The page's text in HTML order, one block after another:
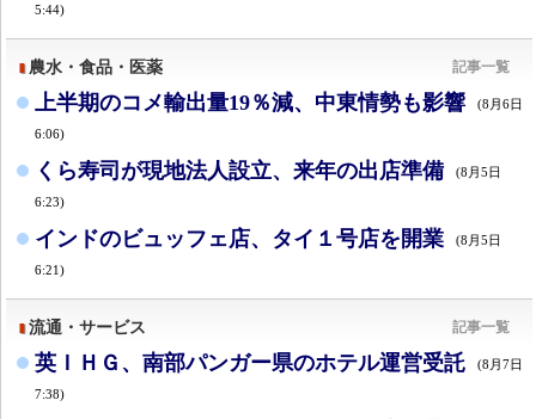
5:44)
農水・食品・医薬 記事一覧
上半期のコメ輸出量19％減、中東情勢も影響 (8月6日
6:06)
くら寿司が現地法人設立、来年の出店準備 (8月5日
6:23)
インドのビュッフェ店、タイ１号店を開業 (8月5日
6:21)
流通・サービス 記事一覧
英ＩＨＧ、南部パンガー県のホテル運営受託 (8月7日
7:38)